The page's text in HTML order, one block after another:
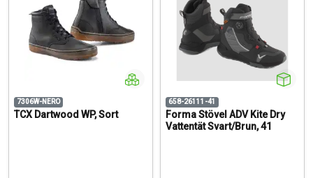
7306W-NERO
TCX Dartwood WP, Sort
658-26111-41
Forma Stövel ADV Kite Dry
Vattentät Svart/Brun, 41